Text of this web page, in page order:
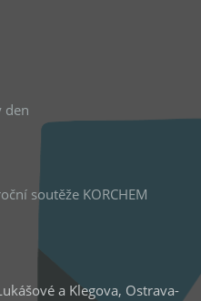
den
soutěže KORCHEM
a Klegova, Ostrava-